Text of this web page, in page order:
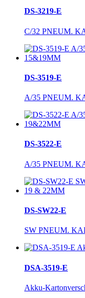
DS-3219-E
C/32 PNEUM.
DS-3519-E
A/35 PNEUM.
DS-3522-E
A/35 PNEUM.
DS-SW22-E
SW PNEUM.
DSA-3519-E
Akku-